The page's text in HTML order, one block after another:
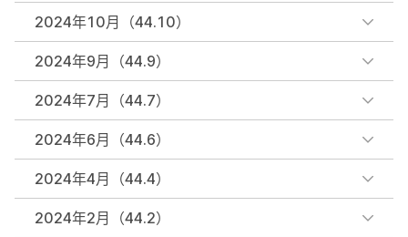
2024年10月（44.10）
2024年9月（44.9）
2024年7月（44.7）
2024年6月（44.6）
2024年4月（44.4）
2024年2月（44.2）